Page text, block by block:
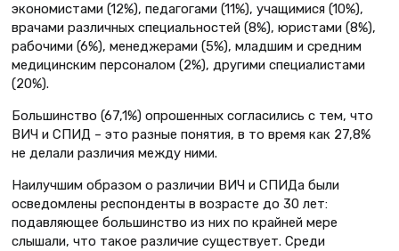
экономистами (12%), педагогами (11%), учащимися (10%),
врачами различных специальностей (8%), юристами (8%),
рабочими (6%), менеджерами (5%), младшим и средним
медицинским персоналом (2%), другими специалистами
(20%).
Большинство (67,1%) опрошенных согласились с тем, что
ВИЧ и СПИД – это разные понятия, в то время как 27,8%
не делали различия между ними.
Наилучшим образом о различии ВИЧ и СПИДа были
осведомлены респонденты в возрасте до 30 лет:
подавляющее большинство из них по крайней мере
слышали, что такое различие существует. Среди